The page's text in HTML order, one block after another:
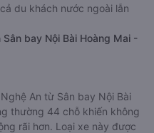
du khách nước ngoài lẫn
bay Nội Bài Hoàng Mai -
An từ Sân bay Nội Bài
thường 44 chỗ khiến không
rãi hơn. Loại xe này được